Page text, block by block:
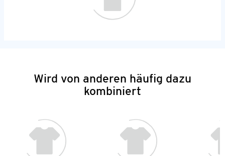
Wird von anderen häufig dazu
kombiniert